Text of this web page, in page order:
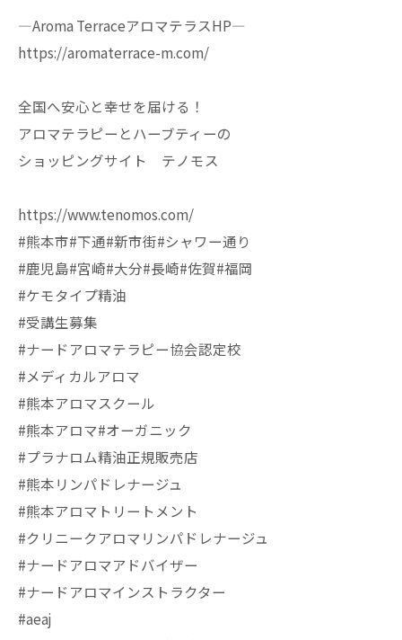
—Aroma TerraceアロマテラスHP—
https://aromaterrace-m.com/
全国へ安心と幸せを届ける！
アロマテラピーとハーブティーの
ショッピングサイト テノモス
https://www.tenomos.com/
#熊本市#下通#新市街#シャワー通り
#鹿児島#宮崎#大分#長崎#佐賀#福岡
#ケモタイプ精油
#受講生募集
#ナードアロマテラピー協会認定校
#メディカルアロマ
#熊本アロマスクール
#熊本アロマ#オーガニック
#プラナロム精油正規販売店
#熊本リンパドレナージュ
#熊本アロマトリートメント
#クリニークアロマリンパドレナージュ
#ナードアロマアドバイザー
#ナードアロマインストラクター
#aeaj